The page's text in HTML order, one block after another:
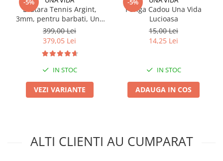
-5%
Bratara Tennis Argint,
3mm, pentru barbati, Una
Vida
399,00 Lei
379,05 Lei
IN STOC
VEZI VARIANTE
-5%
Punga Cadou Una Vida
Lucioasa
15,00 Lei
14,25 Lei
IN STOC
ADAUGA IN COS
ALTI CLIENTI AU CUMPARAT